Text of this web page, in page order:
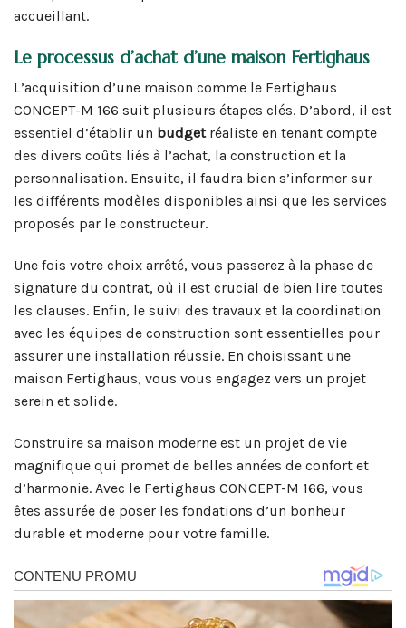
accueillant.
Le processus d’achat d’une maison Fertighaus
L’acquisition d’une maison comme le Fertighaus
CONCEPT-M 166 suit plusieurs étapes clés. D’abord, il est
essentiel d’établir un budgetréaliste en tenant compte
des divers coûts liés à l’achat, la construction et la
personnalisation. Ensuite, il faudra bien s’informer sur
les différents modèles disponibles ainsi que les services
proposés par le constructeur.
Une fois votre choix arrêté, vous passerez à la phase de
signature du contrat, où il est crucial de bien lire toutes
les clauses. Enfin, le suivi des travaux et la coordination
avec les équipes de construction sont essentielles pour
assurer une installation réussie. En choisissant une
maison Fertighaus, vous vous engagez vers un projet
serein et solide.
Construire sa maison moderne est un projet de vie
magnifique qui promet de belles années de confort et
d’harmonie. Avec le Fertighaus CONCEPT-M 166, vous
êtes assurée de poser les fondations d’un bonheur
durable et moderne pour votre famille.